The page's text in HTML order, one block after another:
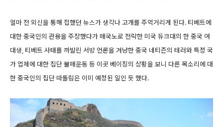
얼마 전 외신을 통해 접했던 뉴스가 생각나 고개를 주억거리게 된다. 티베트에
대한 중국인의 관용을 주장했다가 매국노로 전락한 미국 듀크대의 한 중국 여
대생, 티베트 사태를 까발린 서방 언론을 겨냥한 중국 네티즌의 테러와 특정 국
가 업체에 대한 집단 불매운동 등 이곳 베이징의 상황을 보니 다른 목소리에 대
한 중국인의 집단 따돌림은 이미 예정된 일인 듯 했다.